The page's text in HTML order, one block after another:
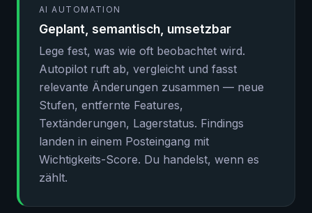
AI AUTOMATION
Geplant, semantisch, umsetzbar
Lege fest, was wie oft beobachtet wird.
Autopilot ruft ab, vergleicht und fasst
relevante Änderungen zusammen — neue
Stufen, entfernte Features,
Textänderungen, Lagerstatus. Findings
landen in einem Posteingang mit
Wichtigkeits-Score. Du handelst, wenn es
zählt.